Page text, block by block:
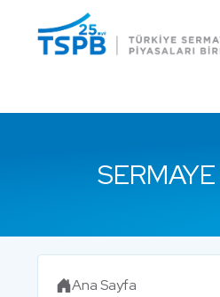
Ana Sayfa